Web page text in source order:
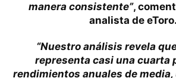
manera consistente”,
analista de eToro.
“Nuestro análisis revela
representa casi una cuarta
rendimientos anuales de